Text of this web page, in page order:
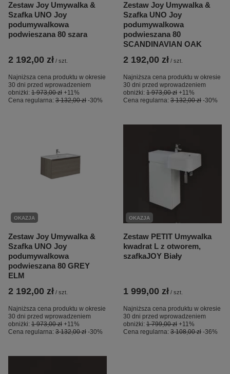
Zestaw Joy Umywalka &
Szafka UNO Joy
podumywalkowa
podwieszana 80 szara
2 192,00 zł / szt.
Najniższa cena produktu w okresie
30 dni przed wprowadzeniem
obniżki: 1 973,00 zł +11%
Cena regularna: 3 132,00 zł -30%
Zestaw Joy Umywalka &
Szafka UNO Joy
podumywalkowa
podwieszana 80
SCANDINAVIAN OAK
2 192,00 zł / szt.
Najniższa cena produktu w okresie
30 dni przed wprowadzeniem
obniżki: 1 973,00 zł +11%
Cena regularna: 3 132,00 zł -30%
OKAZJA
Zestaw Joy Umywalka &
Szafka UNO Joy
podumywalkowa
podwieszana 80 GREY
ELM
2 192,00 zł / szt.
Najniższa cena produktu w okresie
30 dni przed wprowadzeniem
obniżki: 1 973,00 zł +11%
Cena regularna: 3 132,00 zł -30%
OKAZJA
Zestaw PETIT Umywalka
kwadrat L z otworem,
szafkaJOY Biały
1 999,00 zł / szt.
Najniższa cena produktu w okresie
30 dni przed wprowadzeniem
obniżki: 1 799,00 zł +11%
Cena regularna: 3 108,00 zł -36%